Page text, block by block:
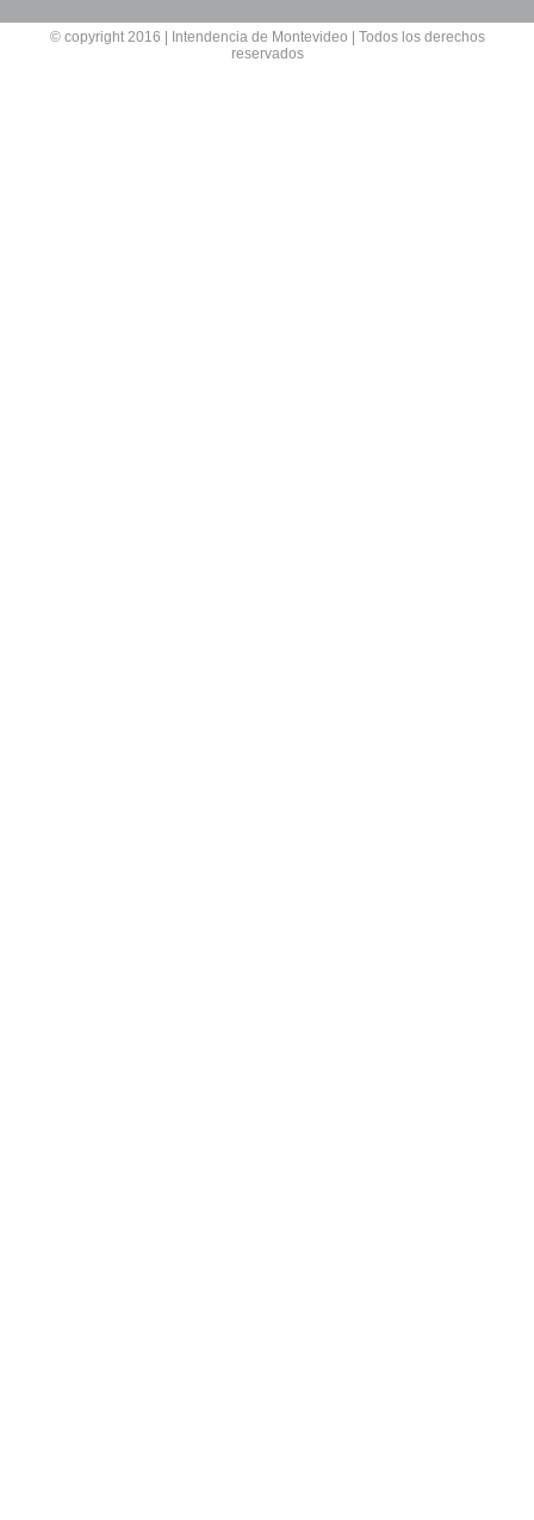
© copyright 2016 | Intendencia de Montevideo | Todos los derechos
reservados